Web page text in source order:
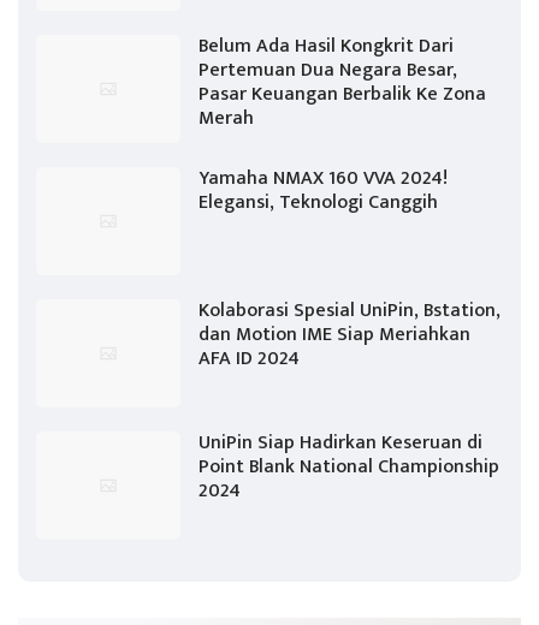
Belum Ada Hasil Kongkrit Dari
Pertemuan Dua Negara Besar,
Pasar Keuangan Berbalik Ke Zona
Merah
Yamaha NMAX 160 VVA 2024!
Elegansi, Teknologi Canggih
Kolaborasi Spesial UniPin, Bstation,
dan Motion IME Siap Meriahkan
AFA ID 2024
UniPin Siap Hadirkan Keseruan di
Point Blank National Championship
2024